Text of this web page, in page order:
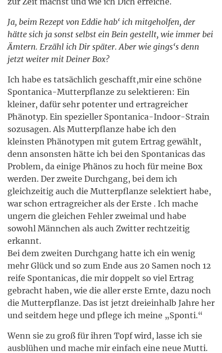
Ja, beim Rezept von Eddie hab‘ ich mitgeholfen, der
hätte sich ja sonst selbst ein Bein gestellt, wie immer bei
Ämtern. Erzähl ich Dir später. Aber wie gings‘s denn
jetzt weiter mit Deiner Box?
Ich habe es tatsächlich geschafft,mir eine schöne
Spontanica-Mutterpflanze zu selektieren: Ein
kleiner, dafür sehr potenter und ertragreicher
Phänotyp. Ein spezieller Spontanica-Indoor-Strain
sozusagen. Als Mutterpflanze habe ich den
kleinsten Phänotypen mit gutem Ertrag gewählt,
denn ansonsten hätte ich bei den Spontanicas das
Problem, da einige Phänos zu hoch für meine Box
werden. Der zweite Durchgang, bei dem ich
gleichzeitig auch die Mutterpflanze selektiert habe,
war schon ertragreicher als der Erste . Ich mache
ungern die gleichen Fehler zweimal und habe
sowohl Männchen als auch Zwitter rechtzeitig
erkannt.
Bei dem zweiten Durchgang hatte ich ein wenig
mehr Glück und so zum Ende aus 20 Samen noch 12
reife Spontanicas, die mir doppelt so viel Ertrag
gebracht haben, wie die aller erste Ernte, dazu noch
die Mutterpflanze. Das ist jetzt dreieinhalb Jahre her
und seitdem hege und pflege ich meine „Sponti.“
Wenn sie zu groß für ihren Topf wird, lasse ich sie
ausblühen und mache mir einfach eine neue Mutti.